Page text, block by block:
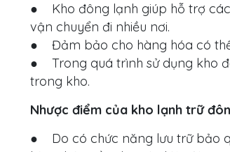
● Kho đông lạnh giúp hỗ trợ
vận chuyển đi nhiều nơi.
● Đảm bảo cho hàng hóa có thể
● Trong quá trình sử dụng kho
trong kho.
Nhược điểm của kho lạnh trữ
● Do có chức năng lưu trữ bảo